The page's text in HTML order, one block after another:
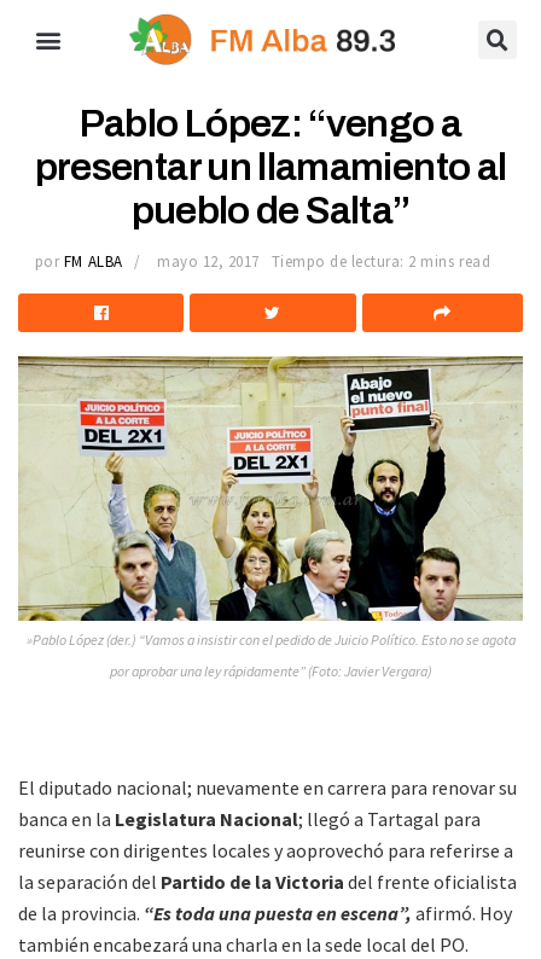
Pablo López: “vengo a
presentar un llamamiento al
pueblo de Salta”
por FM ALBA mayo 12, 2017 Tiempo de lectura: 2 mins read
»Pablo López (der.) “Vamos a insistir con el pedido de Juicio Político. Esto no se agota
por aprobar una ley rápidamente” (Foto: Javier Vergara)
El diputado nacional; nuevamente en carrera para renovar su
banca en la Legislatura Nacional; llegó a Tartagal para
reunirse con dirigentes locales y aoprovechó para referirse a
la separación del Partido de la Victoria del frente oficialista
de la provincia. “Es toda una puesta en escena”, afirmó. Hoy
también encabezará una charla en la sede local del PO.